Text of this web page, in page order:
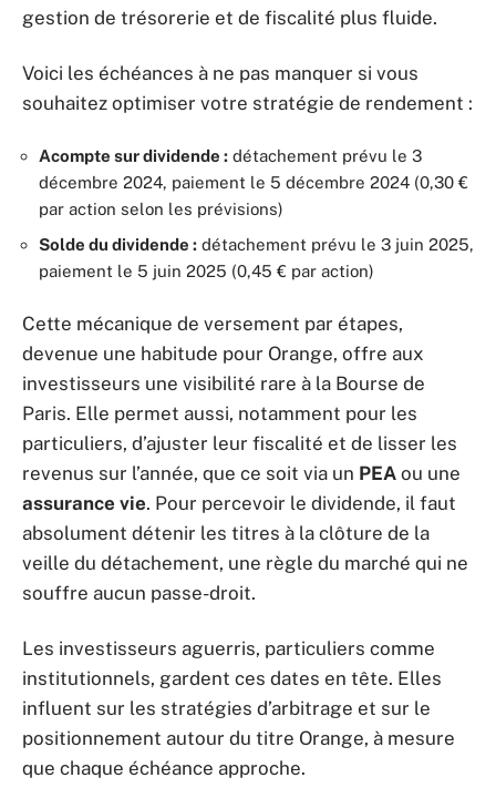
gestion de trésorerie et de fiscalité plus fluide.
Voici les échéances à ne pas manquer si vous
souhaitez optimiser votre stratégie de rendement :
Acompte sur dividende : détachement prévu le 3
décembre 2024, paiement le 5 décembre 2024 (0,30 €
par action selon les prévisions)
Solde du dividende : détachement prévu le 3 juin 2025,
paiement le 5 juin 2025 (0,45 € par action)
Cette mécanique de versement par étapes,
devenue une habitude pour Orange, offre aux
investisseurs une visibilité rare à la Bourse de
Paris. Elle permet aussi, notamment pour les
particuliers, d’ajuster leur fiscalité et de lisser les
revenus sur l’année, que ce soit via un PEA ou une
assurance vie. Pour percevoir le dividende, il faut
absolument détenir les titres à la clôture de la
veille du détachement, une règle du marché qui ne
souffre aucun passe-droit.
Les investisseurs aguerris, particuliers comme
institutionnels, gardent ces dates en tête. Elles
influent sur les stratégies d’arbitrage et sur le
positionnement autour du titre Orange, à mesure
que chaque échéance approche.